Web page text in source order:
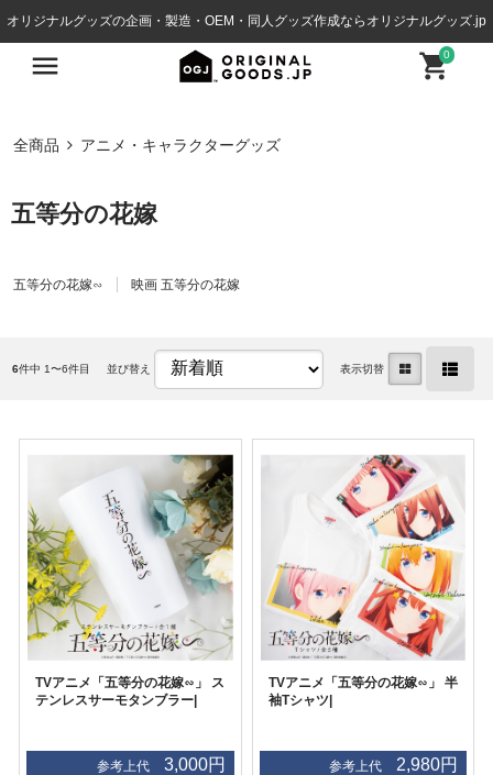
オリジナルグッズの企画・製造・OEM・同人グッズ作成ならオリジナルグッズ.jp
0
全商品 アニメ・キャラクターグッズ
五等分の花嫁
五等分の花嫁∽ 映画 五等分の花嫁
6件中 1〜6件目 並び替え 表示切替
TVアニメ「五等分の花嫁∽」 ス
テンレスサーモタンブラー|
参考上代 3,000円
TVアニメ「五等分の花嫁∽」 半
袖Tシャツ|
参考上代 2,980円